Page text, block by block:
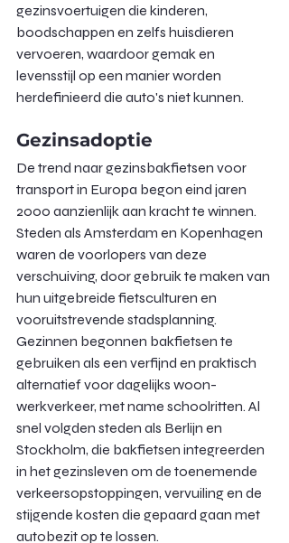
gezinsvoertuigen die kinderen,
boodschappen en zelfs huisdieren
vervoeren, waardoor gemak en
levensstijl op een manier worden
herdefinieerd die auto's niet kunnen.
Gezinsadoptie
De trend naar gezinsbakfietsen voor
transport in Europa begon eind jaren
2000 aanzienlijk aan kracht te winnen.
Steden als Amsterdam en Kopenhagen
waren de voorlopers van deze
verschuiving, door gebruik te maken van
hun uitgebreide fietsculturen en
vooruitstrevende stadsplanning.
Gezinnen begonnen bakfietsen te
gebruiken als een verfijnd en praktisch
alternatief voor dagelijks woon-
werkverkeer, met name schoolritten. Al
snel volgden steden als Berlijn en
Stockholm, die bakfietsen integreerden
in het gezinsleven om de toenemende
verkeersopstoppingen, vervuiling en de
stijgende kosten die gepaard gaan met
autobezit op te lossen.